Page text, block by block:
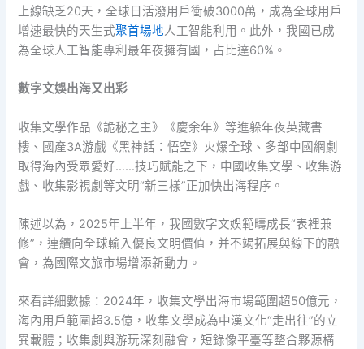
上線缺乏20天，全球日活潑用戶衝破3000萬，成為全球用戶
增速最快的天生式聚首場地人工智能利用。此外，我國已成
為全球人工智能專利最年夜擁有國，占比達60%。
數字文娛出海又出彩
收集文學作品《詭秘之主》《慶余年》等進躲年夜英藏書
樓、國產3A游戲《黑神話：悟空》火爆全球、多部中國網劇
取得海內受眾愛好……技巧賦能之下，中國收集文學、收集游
戲、收集影視劇等文明“新三樣”正加快出海程序。
陳述以為，2025年上半年，我國數字文娛範疇成長“表裡兼
修”，連續向全球輸入優良文明價值，并不竭拓展與線下的融
會，為國際文旅市場增添新動力。
來看詳細數據：2024年，收集文學出海市場範圍超50億元，
海內用戶範圍超3.5億，收集文學成為中漢文化“走出往”的立
異載體；收集劇與游玩深刻融會，短錄像平臺等整合夥源構